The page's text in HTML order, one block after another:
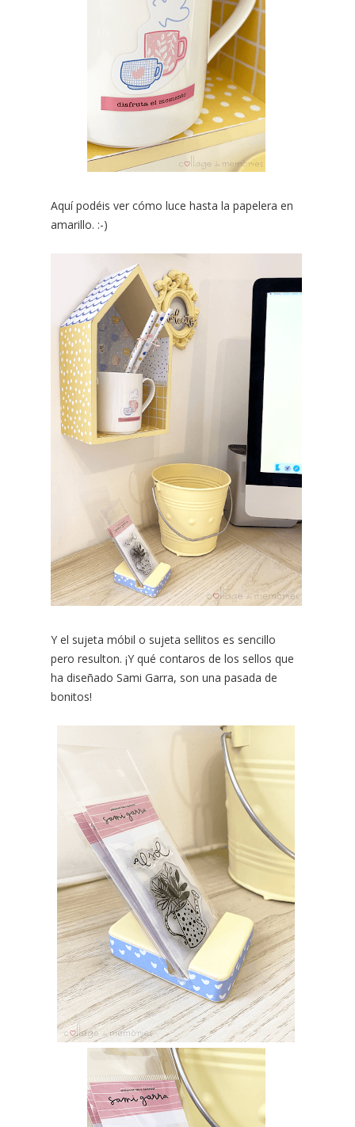
Aquí podéis ver cómo luce hasta la papelera en
amarillo. :-)
Y el sujeta móbil o sujeta sellitos es sencillo
pero resulton. ¡Y qué contaros de los sellos que
ha diseñado Sami Garra, son una pasada de
bonitos!